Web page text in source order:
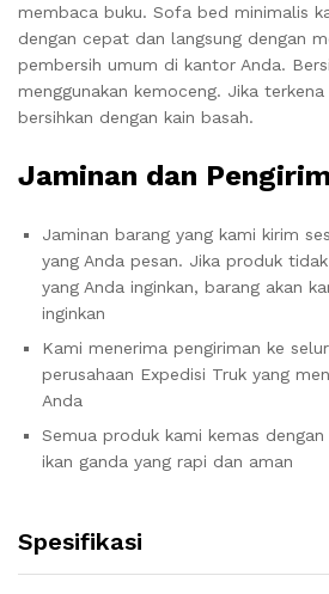
membaca buku. Sofa bed minimalis
dengan cepat dan langsung dengan
pembersih umum di kantor Anda.
menggunakan kemoceng. Jika
bersihkan dengan kain basah.
Jaminan dan
Jaminan barang yang kami kirim
yang Anda pesan. Jika produk
yang Anda inginkan, barang akan
inginkan
Kami menerima pengiriman ke
perusahaan Expedisi Truk yang
Anda
Semua produk kami kemas dengan
ikan ganda yang rapi dan aman
Spesifikasi